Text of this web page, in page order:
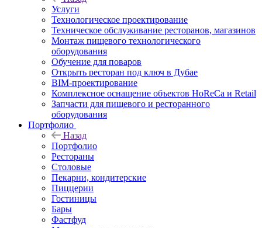
Услуги
Технологическое проектирование
Техническое обслуживание ресторанов, магазинов
Монтаж пищевого технологического
оборудования
Обучение для поваров
Открыть ресторан под ключ в Дубае
BIM-проектирование
Комплексное оснащение объектов HoReCa и Retail
Запчасти для пищевого и ресторанного
оборудования
Портфолио
Назад
Портфолио
Рестораны
Столовые
Пекарни, кондитерские
Пиццерии
Гостиницы
Бары
Фастфуд